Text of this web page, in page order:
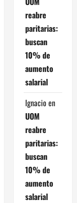
reabre
paritarias:
buscan
10% de
aumento
salarial
Ignacio en
UOM
reabre
paritarias:
buscan
10% de
aumento
salarial